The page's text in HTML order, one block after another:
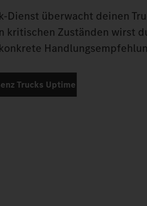
Dienst überwacht deinen
kritischen Zuständen wirst
Trucks Uptime